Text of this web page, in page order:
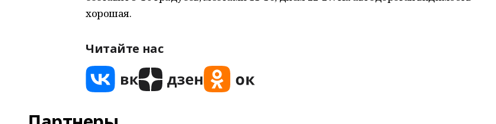
хорошая.
Читайте нас